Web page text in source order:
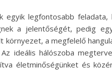
egyik legfontosabb
a jelentőségét, pedig
a megfelelő
ideális hálószoba
életminőségünket és